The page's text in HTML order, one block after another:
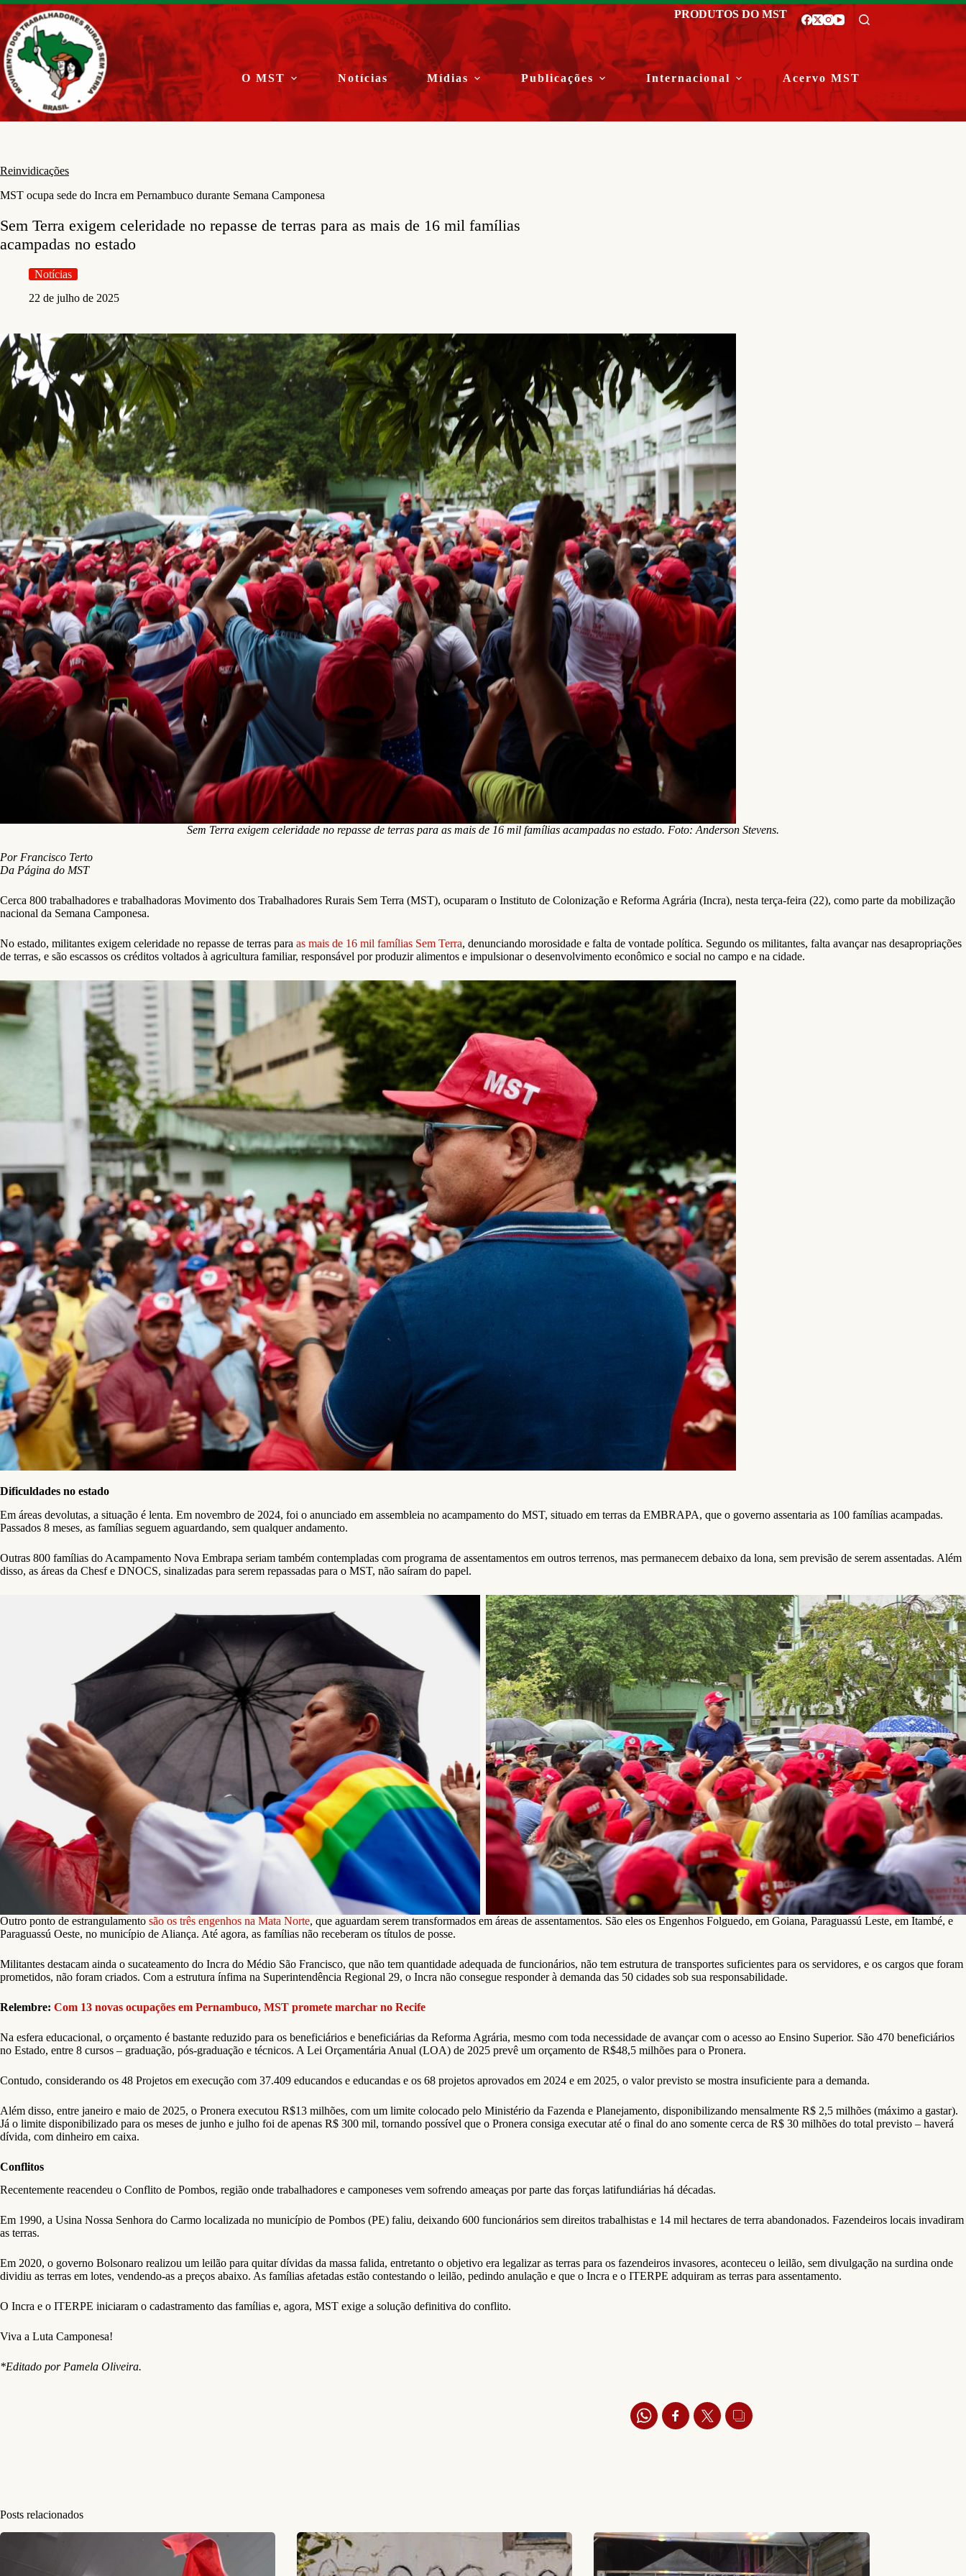
Pular
para
o
conteúdo
PRODUTOS DO MST
O MST Notícias Mídias Publicações Internacional Acervo MST
Reinvidicações
MST ocupa sede do Incra em Pernambuco durante Semana Camponesa
Sem Terra exigem celeridade no repasse de terras para as mais de 16 mil famílias
acampadas no estado
Notícias
22 de julho de 2025
Sem Terra exigem celeridade no repasse de terras para as mais de 16 mil famílias acampadas no estado. Foto: Anderson Stevens.
Por Francisco Terto
Da Página do MST
Cerca 800 trabalhadores e trabalhadoras Movimento dos Trabalhadores Rurais Sem Terra (MST), ocuparam o Instituto de Colonização e Reforma Agrária (Incra), nesta terça-feira (22), como parte da mobilização
nacional da Semana Camponesa.
No estado, militantes exigem celeridade no repasse de terras para as mais de 16 mil famílias Sem Terra, denunciando morosidade e falta de vontade política. Segundo os militantes, falta avançar nas desapropriações
de terras, e são escassos os créditos voltados à agricultura familiar, responsável por produzir alimentos e impulsionar o desenvolvimento econômico e social no campo e na cidade.
Dificuldades no estado
Em áreas devolutas, a situação é lenta. Em novembro de 2024, foi o anunciado em assembleia no acampamento do MST, situado em terras da EMBRAPA, que o governo assentaria as 100 famílias acampadas.
Passados 8 meses, as famílias seguem aguardando, sem qualquer andamento.
Outras 800 famílias do Acampamento Nova Embrapa seriam também contempladas com programa de assentamentos em outros terrenos, mas permanecem debaixo da lona, sem previsão de serem assentadas. Além
disso, as áreas da Chesf e DNOCS, sinalizadas para serem repassadas para o MST, não saíram do papel.
Em Pernambuco, ocupação da sede do INCRA compõe mobilização nacional da Semana
Camponesa. Foto: Anderson Stevens.
Em Pernambuco, ocupação da sede do INCRA compõe mobilização nacional da Semana
Camponesa. Foto: Anderson Stevens.
Outro ponto de estrangulamento são os três engenhos na Mata Norte, que aguardam serem transformados em áreas de assentamentos. São eles os Engenhos Folguedo, em Goiana, Paraguassú Leste, em Itambé, e
Paraguassú Oeste, no município de Aliança. Até agora, as famílias não receberam os títulos de posse.
Militantes destacam ainda o sucateamento do Incra do Médio São Francisco, que não tem quantidade adequada de funcionários, não tem estrutura de transportes suficientes para os servidores, e os cargos que foram
prometidos, não foram criados. Com a estrutura ínfima na Superintendência Regional 29, o Incra não consegue responder à demanda das 50 cidades sob sua responsabilidade.
Relembre: Com 13 novas ocupações em Pernambuco, MST promete marchar no Recife
Na esfera educacional, o orçamento é bastante reduzido para os beneficiários e beneficiárias da Reforma Agrária, mesmo com toda necessidade de avançar com o acesso ao Ensino Superior. São 470 beneficiários
no Estado, entre 8 cursos – graduação, pós-graduação e técnicos. A Lei Orçamentária Anual (LOA) de 2025 prevê um orçamento de R$48,5 milhões para o Pronera.
Contudo, considerando os 48 Projetos em execução com 37.409 educandos e educandas e os 68 projetos aprovados em 2024 e em 2025, o valor previsto se mostra insuficiente para a demanda.
Além disso, entre janeiro e maio de 2025, o Pronera executou R$13 milhões, com um limite colocado pelo Ministério da Fazenda e Planejamento, disponibilizando mensalmente R$ 2,5 milhões (máximo a gastar).
Já o limite disponibilizado para os meses de junho e julho foi de apenas R$ 300 mil, tornando possível que o Pronera consiga executar até o final do ano somente cerca de R$ 30 milhões do total previsto – haverá
dívida, com dinheiro em caixa.
Conflitos
Recentemente reacendeu o Conflito de Pombos, região onde trabalhadores e camponeses vem sofrendo ameaças por parte das forças latifundiárias há décadas.
Em 1990, a Usina Nossa Senhora do Carmo localizada no município de Pombos (PE) faliu, deixando 600 funcionários sem direitos trabalhistas e 14 mil hectares de terra abandonados. Fazendeiros locais invadiram
as terras.
Em 2020, o governo Bolsonaro realizou um leilão para quitar dívidas da massa falida, entretanto o objetivo era legalizar as terras para os fazendeiros invasores, aconteceu o leilão, sem divulgação na surdina onde
dividiu as terras em lotes, vendendo-as a preços abaixo. As famílias afetadas estão contestando o leilão, pedindo anulação e que o Incra e o ITERPE adquiram as terras para assentamento.
O Incra e o ITERPE iniciaram o cadastramento das famílias e, agora, MST exige a solução definitiva do conflito.
Viva a Luta Camponesa!
*Editado por Pamela Oliveira.
Posts relacionados